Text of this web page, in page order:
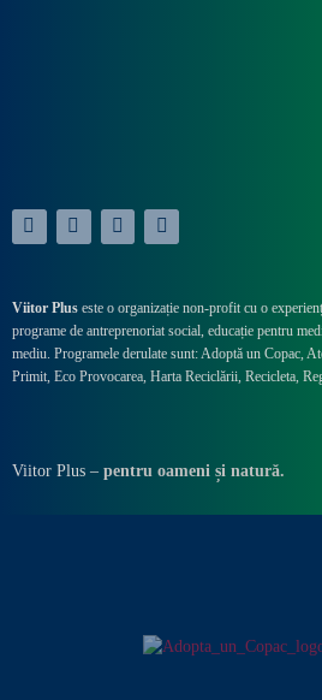
Viitor Plus este o organizație non-profit cu o
programe de antreprenoriat social, educație pentru
mediu. Programele derulate sunt: Adoptă un Copac,
Primit, Eco Provocarea, Harta Reciclării, Recicleta,
Viitor Plus – pentru oameni și natură.